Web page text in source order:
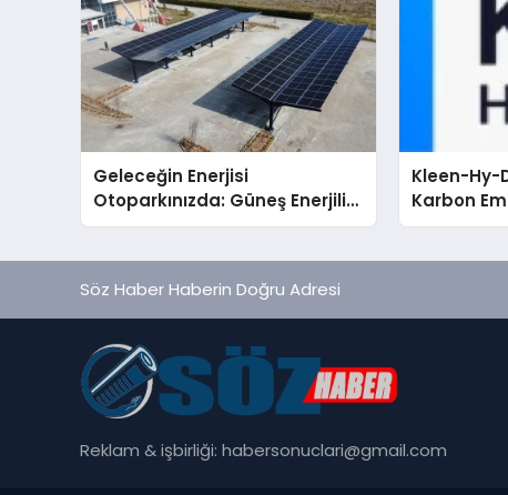
Geleceğin Enerjisi
Otoparkınızda: Güneş Enerjili
Carport (Solar Otopark)
Kleen-Hy-
Karbon
Isıtma
Söz Haber Haberin Doğru Adresi
Reklam & işbirliği: habersonuclari@gmail.com